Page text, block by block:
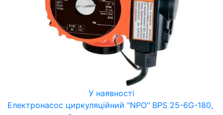
У наявності
Електронасос циркуляційний "NPO" BPS 25-6G-180,